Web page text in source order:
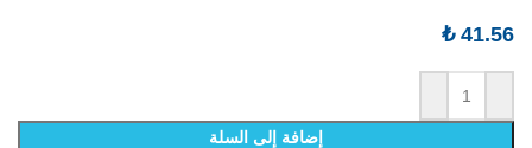
₺41.56
إضافة إلى السلة